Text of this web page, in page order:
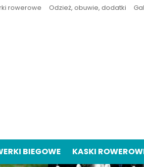
rowerowe Odzież, obuwie, dodatki
BIEGOWE KASKI